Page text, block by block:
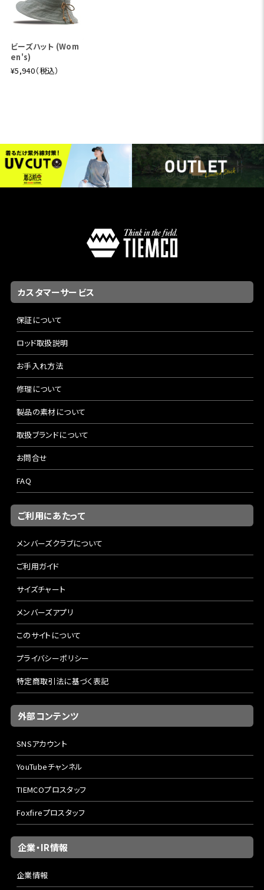
ビーズハット (Wom
en's)
¥5,940（税込）
カスタマーサービス
保証について
ロッド取扱説明
お手入れ方法
修理について
製品の素材について
取扱ブランドについて
お問合せ
FAQ
ご利用にあたって
メンバーズクラブについて
ご利用ガイド
サイズチャート
メンバーズアプリ
このサイトについて
プライバシーポリシー
特定商取引法に基づく表記
外部コンテンツ
SNSアカウント
YouTubeチャンネル
TIEMCOプロスタッフ
Foxfireプロスタッフ
企業・IR情報
企業情報